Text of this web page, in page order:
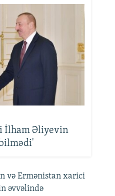
İlham Əliyevin
və Ermənistan xarici
əvvəlində